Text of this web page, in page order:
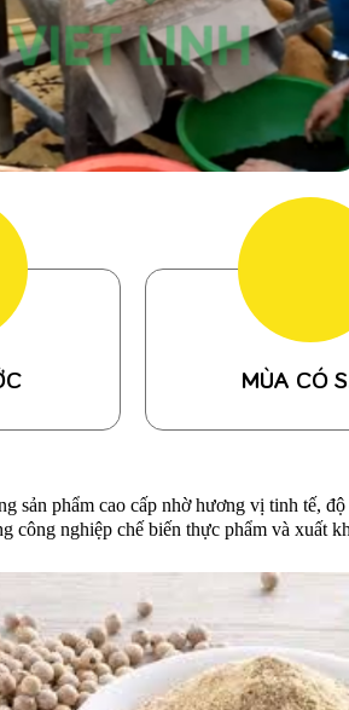
MÙA CÓ
sản phẩm cao cấp nhờ hương vị tinh tế,
nghiệp chế biến thực phẩm và xuất